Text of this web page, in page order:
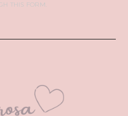
THIS FORM.